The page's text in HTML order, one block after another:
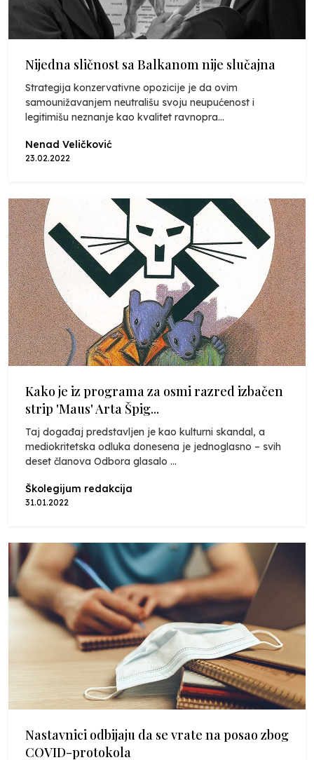
Nijedna sličnost sa Balkanom nije slučajna
Strategija konzervativne opozicije je da ovim
samounižavanjem neutrališu svoju neupućenost i
legitimišu neznanje kao kvalitet ravnopra...
Nenad Veličković
23.02.2022
Kako je iz programa za osmi razred izbačen
strip 'Maus' Arta Špig...
Taj događaj predstavljen je kao kulturni skandal, a
mediokritetska odluka donesena je jednoglasno – svih
deset članova Odbora glasalo ...
Školegijum redakcija
31.01.2022
Nastavnici odbijaju da se vrate na posao zbog
COVID-protokola